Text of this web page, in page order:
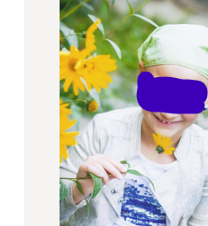
Kippfensterkatze
Dem Fuchs entkommen!
Katze mit Radialislähmung
Katzenschnupfen
Katerkämpfe
Akutbehandlung Infekt
Schlüsselbeinbruch
Medorrhinum-Fall
Carbolicum acidum
Kummer durch Kippfensterkatze